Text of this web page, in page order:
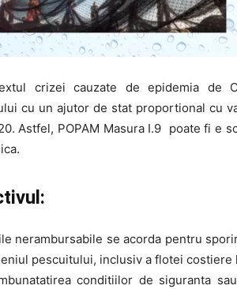
crizei cauzate de epidemia de
cu un ajutor de stat proportional cu
Astfel, POPAM Masura I.9 poate fi e
nerambursabile se acorda pentru
pescuitului, inclusiv a flotei
conditiilor de siguranta